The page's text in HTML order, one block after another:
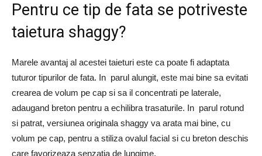
Pentru ce tip de fata se potriveste
taietura shaggy?
Marele avantaj al acestei taieturi este ca poate fi adaptata
tuturor tipurilor de fata. In parul alungit, este mai bine sa evitati
crearea de volum pe cap si sa il concentrati pe laterale,
adaugand breton pentru a echilibra trasaturile. In parul rotund
si patrat, versiunea originala shaggy va arata mai bine, cu
volum pe cap, pentru a stiliza ovalul facial si cu breton deschis
care favorizeaza senzatia de lungime.